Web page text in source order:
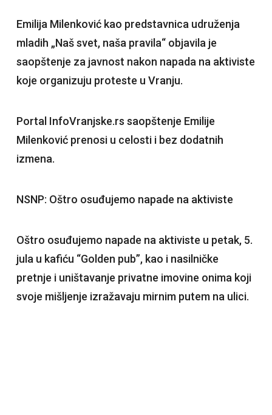
Emilija Milenković kao predstavnica udruženja
mladih „Naš svet, naša pravila“ objavila je
saopštenje za javnost nakon napada na aktiviste
koje organizuju proteste u Vranju.
Portal InfoVranjske.rs saopštenje Emilije
Milenković prenosi u celosti i bez dodatnih
izmena.
NSNP: Oštro osuđujemo napade na aktiviste
Oštro osuđujemo napade na aktiviste u petak, 5.
jula u kafiću “Golden pub”, kao i nasilničke
pretnje i uništavanje privatne imovine onima koji
svoje mišljenje izražavaju mirnim putem na ulici.